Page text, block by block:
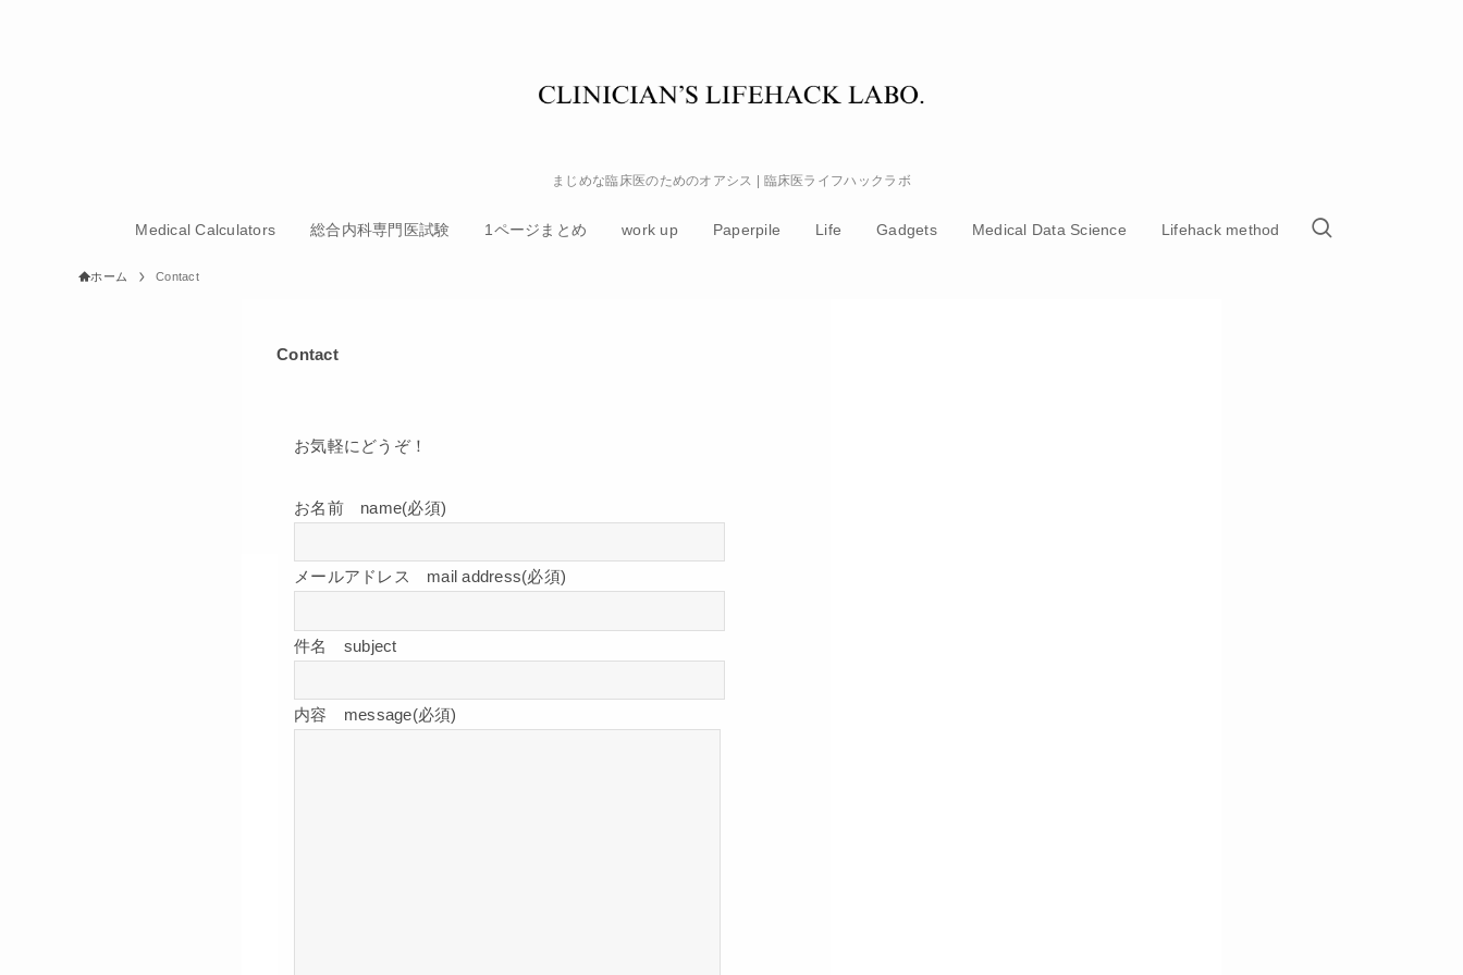
まじめな臨床医のためのオアシス | 臨床医ライフハックラボ
Medical Calculators 総合内科専門医試験 1ページまとめ work up Paperpile Life Gadgets Medical Data Science Lifehack method
ホーム Contact
Contact
お気軽にどうぞ！
お名前 name(必須)
メールアドレス mail address(必須)
件名 subject
内容 message(必須)